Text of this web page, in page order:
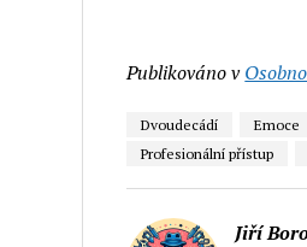
Publikováno v
Dvoudecádí Emoce
Profesionální přístup
Jiří